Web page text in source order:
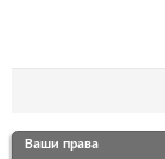
Ваши права